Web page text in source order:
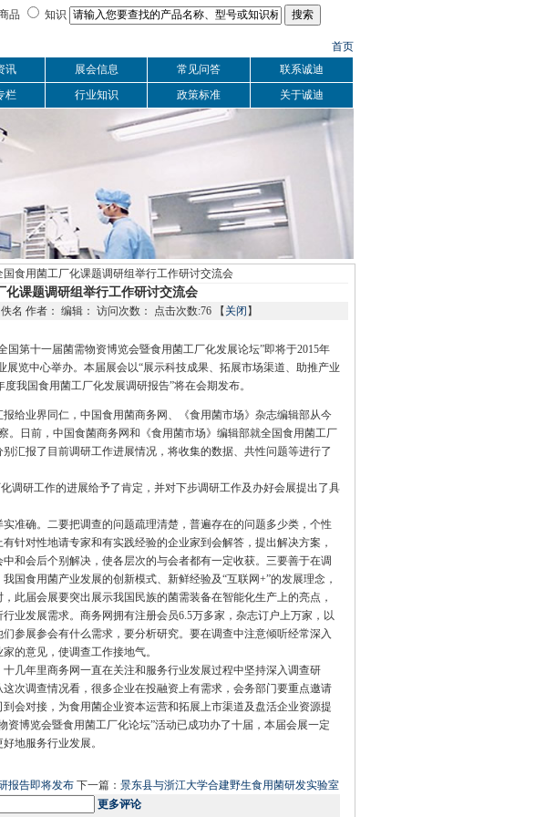
品 知识
首页
讯 展会信息 常见问答
联系诚迪
栏 行业知识 政策标准 关于诚迪
国食用菌工厂化课题调研组举行工作研讨交流会
化课题调研组举行工作研讨交流会
名 作者： 编辑： 访问次数： 点击次数:76 【 关闭 】
国第十一届菌需物资博览会暨食用菌工厂化发展论坛”即将于2015年
展览中心举办。本届展会以“展示科技成果、拓展市场渠道、助推产业
我国食用菌工厂化发展调研报告”将在会期发布。
给业界同仁，中国食用菌商务网、《食用菌市场》杂志编辑部从今
。日前，中国食菌商务网和《食用菌市场》编辑部就全国食用菌工厂
汇报了目前调研工作进展情况，将收集的数据、共性问题等进行了
调研工作的进展给予了肯定，并对下步调研工作及办好会展提出了具
准确。二要把调查的问题疏理清楚，普遍存在的问题多少类，个性
针对性地请专家和有实践经验的企业家到会解答，提出解决方案，
和会后个别解决，使各层次的与会者都有一定收获。三要善于在调
国食用菌产业发展的创新模式、新鲜经验及“互联网+”的发展理念，
此届会展要突出展示我国民族的菌需装备在智能化生产上的亮点，
业发展需求。商务网拥有注册会员6.5万多家，杂志订户上万家，以
参展参会有什么需求，要分析研究。要在调查中注意倾听经常深入
的意见，使调查工作接地气。
几年里商务网一直在关注和服务行业发展过程中坚持深入调查研
次调查情况看，很多企业在投融资上有需求，会务部门要重点邀请
会对接，为食用菌企业资本运营和拓展上市渠道及盘活企业资源提
资博览会暨食用菌工厂化论坛”活动已成功办了十届，本届会展一定
地服务行业发展。
报告即将发布下一篇： 景东县与浙江大学合建野生食用菌研发实验室
更多评论